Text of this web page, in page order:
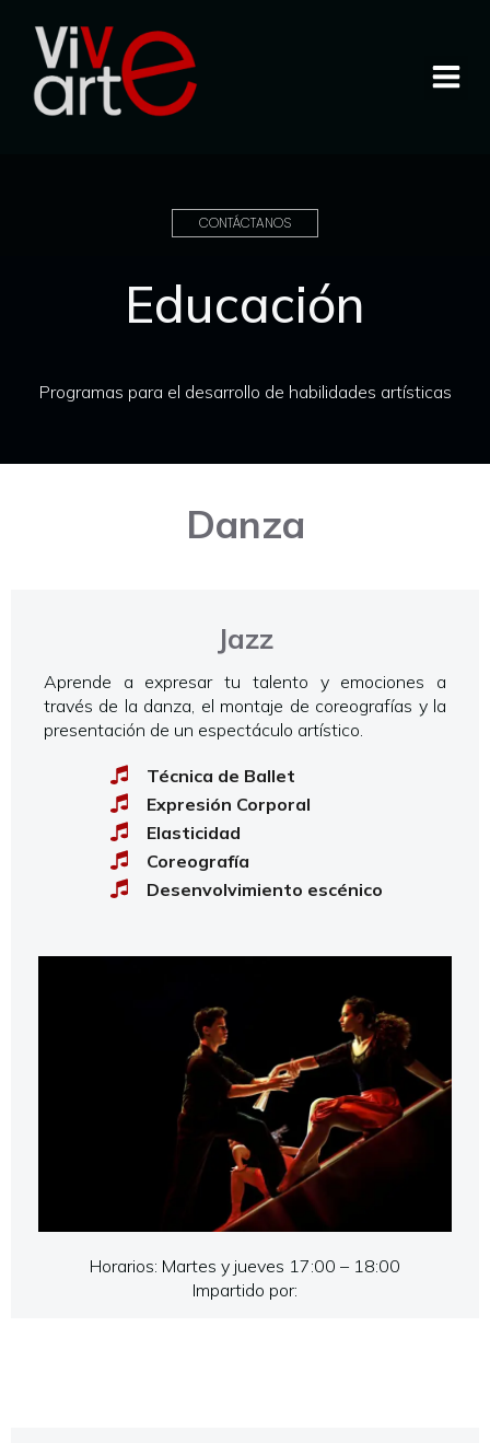
CONTÁCTANOS
Educación
Programas para el desarrollo de habilidades artísticas
Danza
Jazz
Aprende a expresar tu talento y emociones a
través de la danza, el montaje de coreografías y la
presentación de un espectáculo artístico.
Técnica de Ballet
Expresión Corporal
Elasticidad
Coreografía
Desenvolvimiento escénico
Horarios: Martes y jueves 17:00 – 18:00
Impartido por: